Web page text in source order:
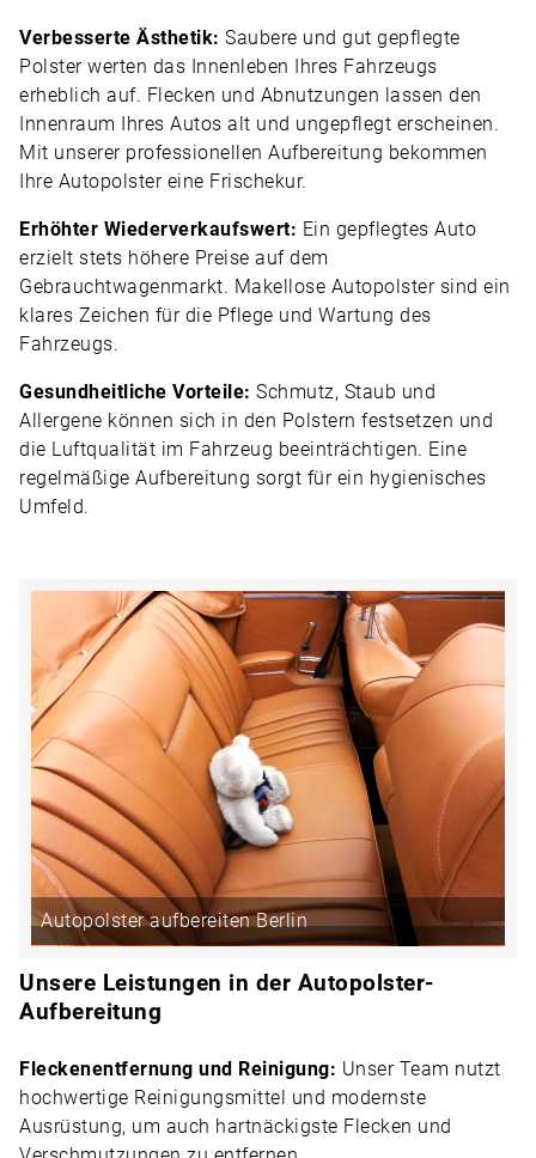
Verbesserte Ästhetik: Saubere und gut gepflegte
Polster werten das Innenleben Ihres Fahrzeugs
erheblich auf. Flecken und Abnutzungen lassen den
Innenraum Ihres Autos alt und ungepflegt erscheinen.
Mit unserer professionellen Aufbereitung bekommen
Ihre Autopolstereine Frischekur.
Erhöhter Wiederverkaufswert: Ein gepflegtes Auto
erzielt stets höhere Preise auf dem
Gebrauchtwagenmarkt. Makellose Autopolster sind ein
klares Zeichen für die Pflege und Wartung des
Fahrzeugs.
Gesundheitliche Vorteile: Schmutz, Staub und
Allergene können sich in den Polstern festsetzen und
die Luftqualität im Fahrzeug beeinträchtigen. Eine
regelmäßige Aufbereitung sorgt für ein hygienisches
Umfeld.
Autopolster aufbereiten Berlin
Unsere Leistungen in der Autopolster-
Aufbereitung
Fleckenentfernung und Reinigung: Unser Team nutzt
hochwertige Reinigungsmittel und modernste
Ausrüstung, um auch hartnäckigste Flecken und